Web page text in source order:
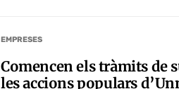
EMPRESES
Comencen els tràmits de
les accions populars